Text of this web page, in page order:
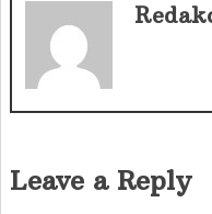
Leave a Reply